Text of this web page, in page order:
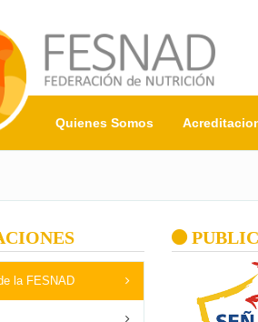
Quienes Somos
la FESNAD